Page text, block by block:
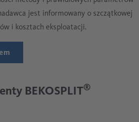
jest informowany o szczątkowej
i kosztach eksploatacji.
BEKOSPLIT®